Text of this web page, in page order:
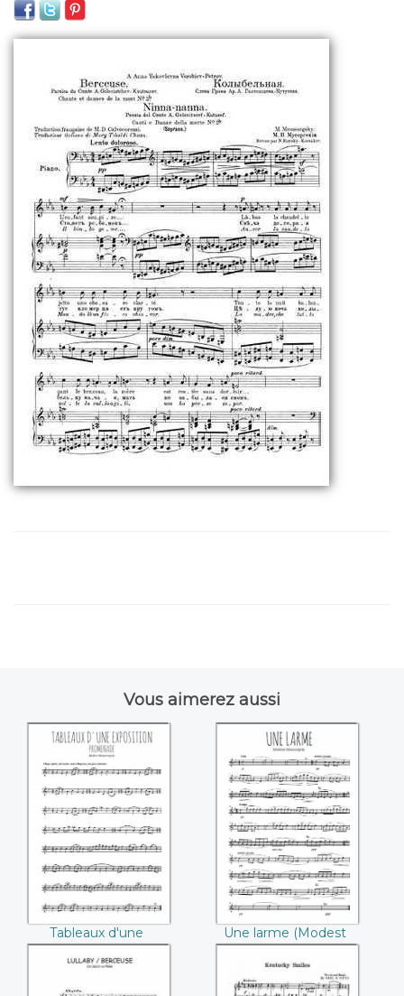
Vous aimerez aussi
Tableaux d'une
exposition,
promenade
((Modest
Moussorgski))
Tableaux d'une
exposition,
promenade (Modest
Moussorgski)
Une larme
((Modest
Moussorgski))
Une larme (Modest
Moussorgski)